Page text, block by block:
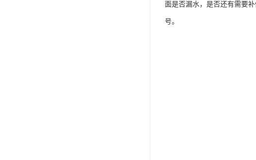
面是否漏水，是否还有需要
号。